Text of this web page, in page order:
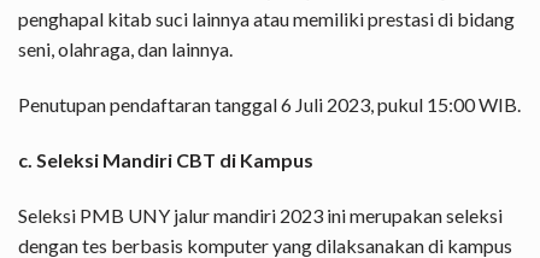
penghapal kitab suci lainnya atau memiliki prestasi di bidang
seni, olahraga, dan lainnya.
Penutupan pendaftaran tanggal 6 Juli 2023, pukul 15:00 WIB.
c. Seleksi Mandiri CBT di Kampus
Seleksi PMB UNY jalur mandiri 2023 ini merupakan seleksi
dengan tes berbasis komputer yang dilaksanakan di kampus